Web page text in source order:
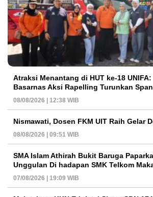
Atraksi Menantang di HUT ke-18
Basarnas Aksi Rapelling Turunkan
08/08/2026 | 12:38 WIB
Nismawati, Dosen FKM UIT Raih Gelar
08/08/2026 | 09:51 WIB
SMA Islam Athirah Bukit Baruga
Unggulan Di hadapan SMK Telkom
07/08/2026 | 19:09 WIB